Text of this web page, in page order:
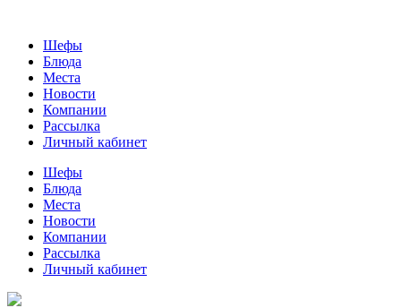
Шефы
Блюда
Места
Новости
Компании
Рассылка
Личный кабинет
Шефы
Блюда
Места
Новости
Компании
Рассылка
Личный кабинет